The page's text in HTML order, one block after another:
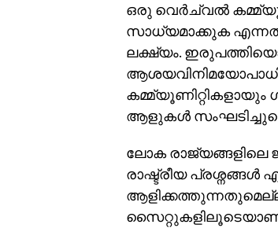
ഒരു വെർച്വൽ
സാധ്യമാക്കുക
ലക്ഷ്യം.
കമ്മ്യൂണിറ്റികളായും
ആളുകൾ
ലോക രാജ്യങ്ങളിലെ
രാഷ്ട്രീയ